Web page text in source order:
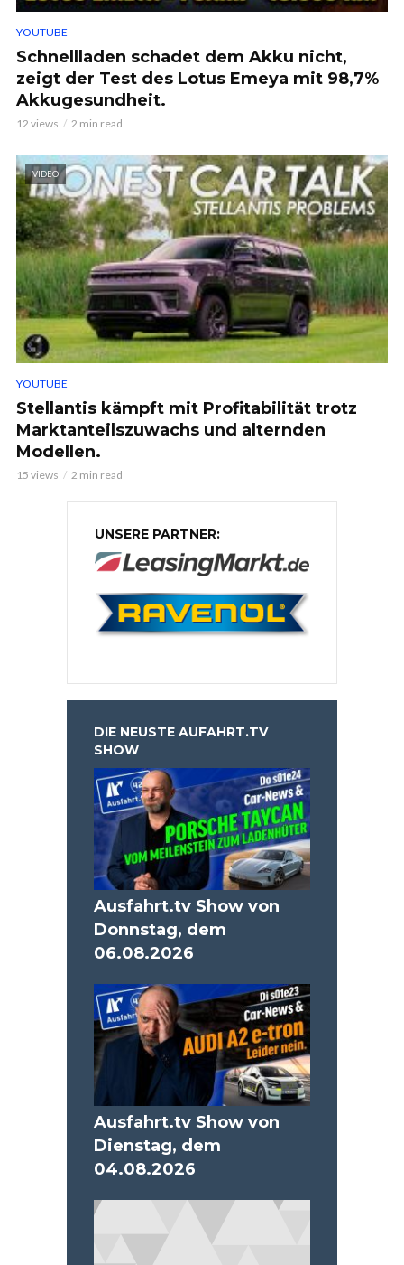
YOUTUBE
Schnellladen schadet dem Akku nicht,
zeigt der Test des Lotus Emeya mit 98,7%
Akkugesundheit.
12 views 2 min read
VIDEO
YOUTUBE
Stellantis kämpft mit Profitabilität trotz
Marktanteilszuwachs und alternden
Modellen.
15 views 2 min read
UNSERE PARTNER:
DIE NEUSTE AUFAHRT.TV
SHOW
Ausfahrt.tv Show von
Donnstag, dem
06.08.2026
Ausfahrt.tv Show von
Dienstag, dem
04.08.2026